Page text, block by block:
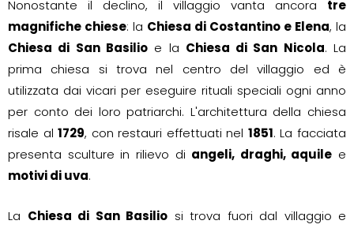
Nonostante il declino, il villaggio vanta ancora tre
magnifiche chiese: la Chiesa di Costantino e Elena, la
Chiesa di San Basilioe la Chiesa di San Nicola. La
prima chiesa si trova nel centro del villaggio ed è
utilizzata dai vicari per eseguire rituali speciali ogni anno
per conto dei loro patriarchi. L'architettura della chiesa
risale al1729, con restauri effettuati nel 1851. La facciata
presenta sculture in rilievo di angeli, draghi, aquile e
motivi di uva.
La Chiesa di San Basilio si trova fuori dal villaggio e